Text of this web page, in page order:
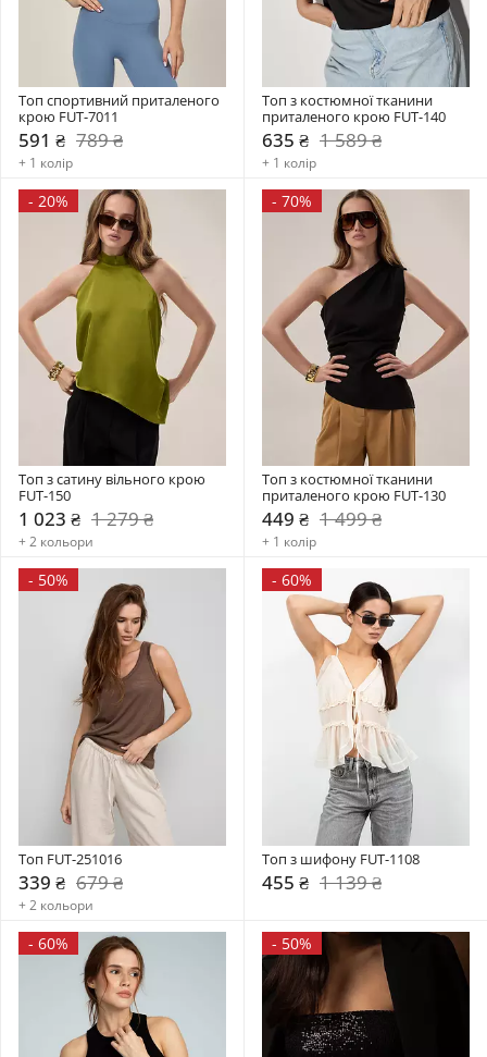
Топ спортивний приталеного
крою FUT-7011
591 ₴ 789 ₴
+ 1 колір
Топ з костюмної тканини
приталеного крою FUT-140
635 ₴ 1 589 ₴
+ 1 колір
- 20%
Топ з сатину вільного крою
FUT-150
1 023 ₴ 1 279 ₴
+ 2 кольори
- 70%
Топ з костюмної тканини
приталеного крою FUT-130
449 ₴ 1 499 ₴
+ 1 колір
- 50%
Топ FUT-251016
339 ₴ 679 ₴
+ 2 кольори
- 60%
Топ з шифону FUT-1108
455 ₴ 1 139 ₴
- 60% - 50%